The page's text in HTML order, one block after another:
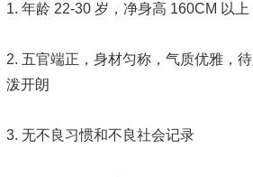
1. 年龄 22-30 岁，净身高 160CM 以上
2. 五官端正，身材匀称，气质优雅，
泼开朗
3. 无不良习惯和不良社会记录